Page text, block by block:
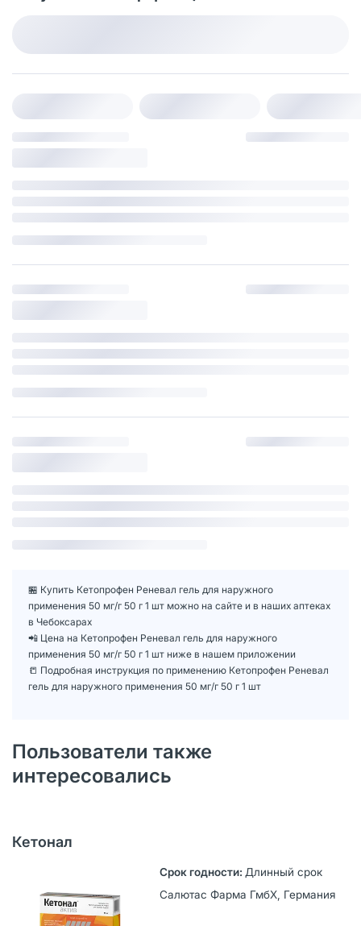
🏪 Купить Кетопрофен Реневал гель для наружного
применения 50 мг/г 50 г 1 шт можно на сайте и в наших аптеках
в Чебоксарах
📲 Цена на Кетопрофен Реневал гель для наружного
применения 50 мг/г 50 г 1 шт ниже в нашем приложении
📒 Подробная инструкция по применению Кетопрофен Реневал
гель для наружного применения 50 мг/г 50 г 1 шт
Пользователи также
интересовались
Кетонал
Длинный срок
Салютас Фарма ГмбХ, Германия